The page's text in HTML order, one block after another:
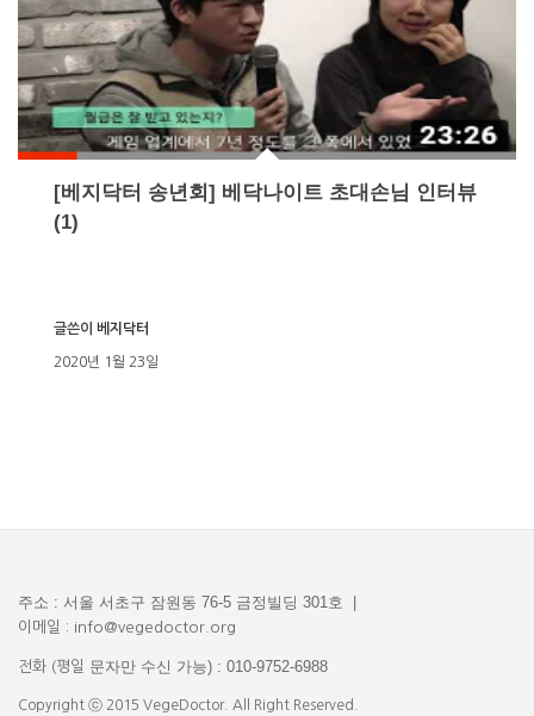
[베지닥터 송년회] 베닥나이트 초대손님 인터뷰
(1)
2020년 1월 23일
글쓴이 베지닥터
주소 : 서울 서초구 잠원동 76-5 금정빌딩 301호 |
이메일 : info@vegedoctor.org
전화 (평일 문자만 수신 가능) : 010-9752-6988
Copyright ⓒ 2015 VegeDoctor. All Right Reserved.